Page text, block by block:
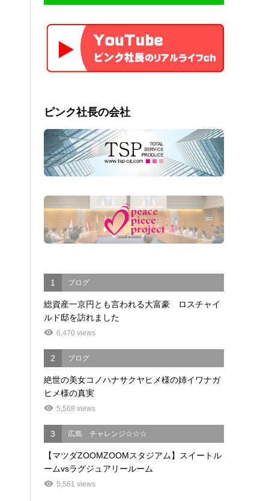
ピンク社長の会社
1 ブログ
総資産一京円とも言われる大富豪 ロスチャイ
ルド邸を訪れました
6,470 views
2 ブログ
絶世の美女コノハナサクヤヒメ様の姉イワナガ
ヒメ様の真実
5,568 views
3 広島 チャレンジ☆☆☆
【マツダZOOMZOOMスタジアム】スイートル
ームvsラグジュアリールーム
5,561 views